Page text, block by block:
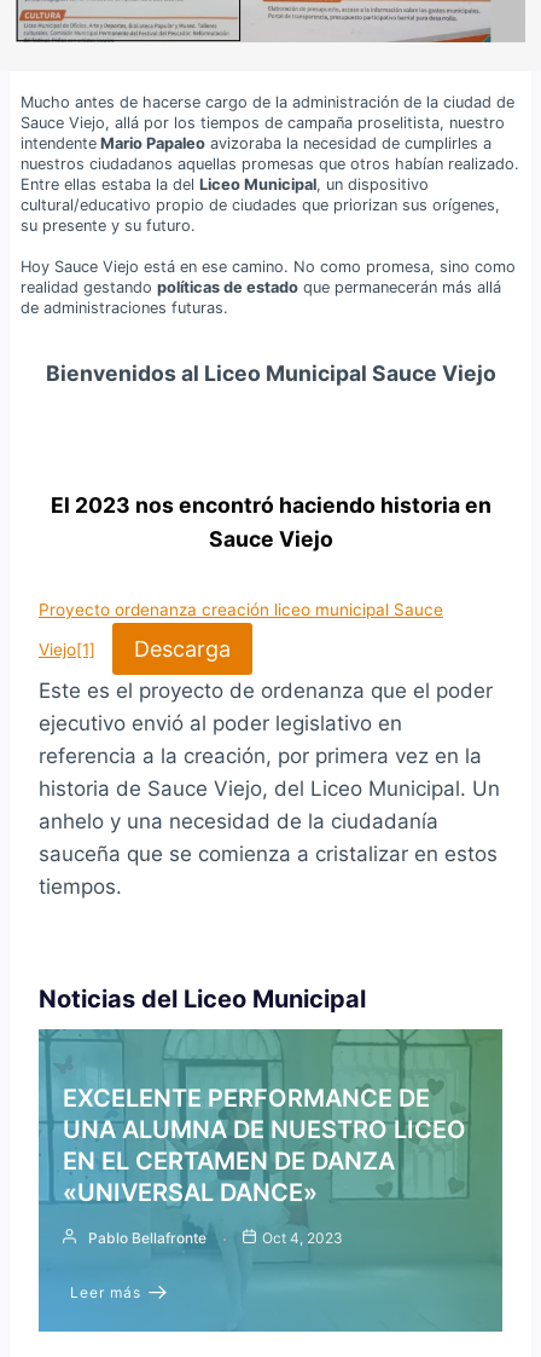
Mucho antes de hacerse cargo de la administración de la ciudad de
Sauce Viejo, allá por los tiempos de campaña proselitista, nuestro
intendente Mario Papaleo avizoraba la necesidad de cumplirles a
nuestros ciudadanos aquellas promesas que otros habían realizado.
Entre ellas estaba la del Liceo Municipal, un dispositivo
cultural/educativo propio de ciudades que priorizan sus orígenes,
su presente y su futuro.
Hoy Sauce Viejo está en ese camino. No como promesa, sino como
realidad gestando políticas de estado que permanecerán más allá
de administraciones futuras.
Bienvenidos al Liceo Municipal Sauce Viejo
El 2023 nos encontró haciendo historia en
Sauce Viejo
Proyecto ordenanza creación liceo municipal Sauce
Viejo[1] Descarga
Este es el proyecto de ordenanza que el poder
ejecutivo envió al poder legislativo en
referencia a la creación, por primera vez en la
historia de Sauce Viejo, del Liceo Municipal. Un
anhelo y una necesidad de la ciudadanía
sauceña que se comienza a cristalizar en estos
tiempos.
Noticias del Liceo Municipal
EXCELENTE PERFORMANCE DE
UNA ALUMNA DE NUESTRO LICEO
EN EL CERTAMEN DE DANZA
«UNIVERSAL DANCE»
Pablo Bellafronte Oct 4, 2023
Leer más